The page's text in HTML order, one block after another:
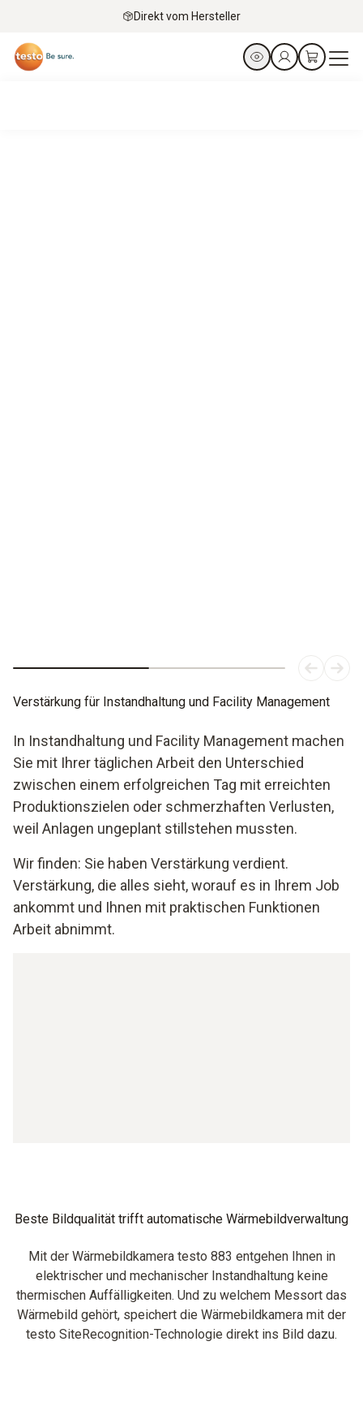
Direkt vom Hersteller
Verstärkung für Instandhaltung und Facility Management
In Instandhaltung und Facility Management machen
Sie mit Ihrer täglichen Arbeit den Unterschied
zwischen einem erfolgreichen Tag mit erreichten
Produktionszielen oder schmerzhaften Verlusten,
weil Anlagen ungeplant stillstehen mussten.
Wir finden: Sie haben Verstärkung verdient.
Verstärkung, die alles sieht, worauf es in Ihrem Job
ankommt und Ihnen mit praktischen Funktionen
Arbeit abnimmt.
Beste Bildqualität trifft automatische Wärmebildverwaltung
Mit der Wärmebildkamera testo 883 entgehen Ihnen in
elektrischer und mechanischer Instandhaltung keine
thermischen Auffälligkeiten. Und zu welchem Messort das
Wärmebild gehört, speichert die Wärmebildkamera mit der
testo SiteRecognition-Technologie direkt ins Bild dazu.